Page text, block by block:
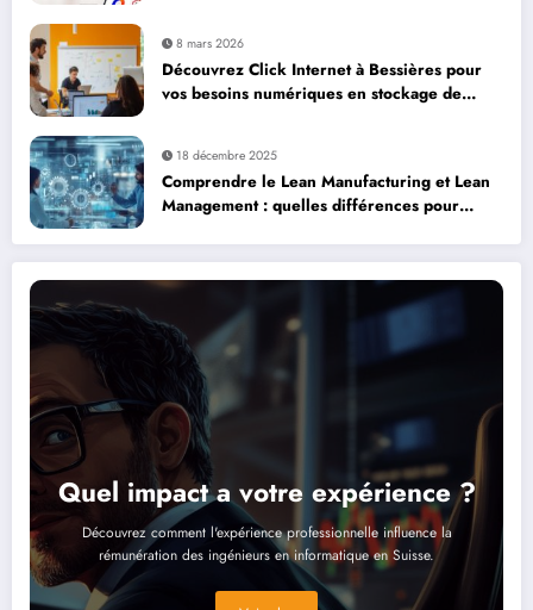
8 mars 2026
Découvrez Click Internet à Bessières pour
vos besoins numériques en stockage de
18 décembre 2025
Comprendre le Lean Manufacturing et Lean
Management : quelles différences pour
Quel impact a votre expérience ?
Découvrez comment l'expérience professionnelle influence la
rémunération des ingénieurs en informatique en Suisse.